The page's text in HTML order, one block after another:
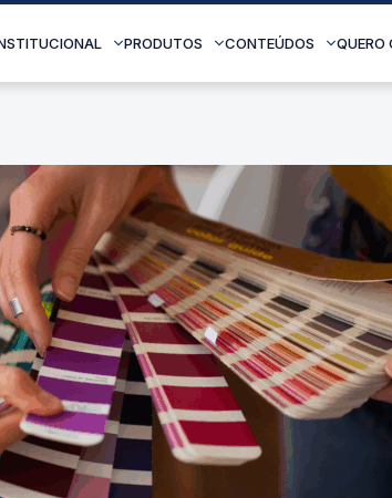
PRODUTOS CONTEÚDOS QUERO